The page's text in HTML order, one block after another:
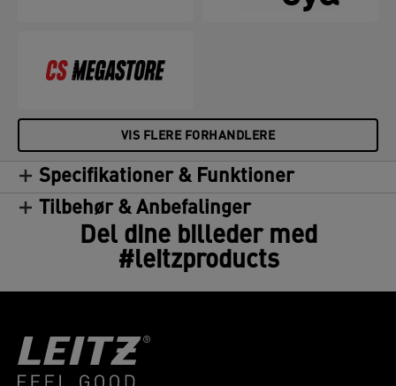
VIS FLERE FORHANDLERE
Specifikationer & Funktioner
Tilbehør & Anbefalinger
Del dine billeder med
#leitzproducts